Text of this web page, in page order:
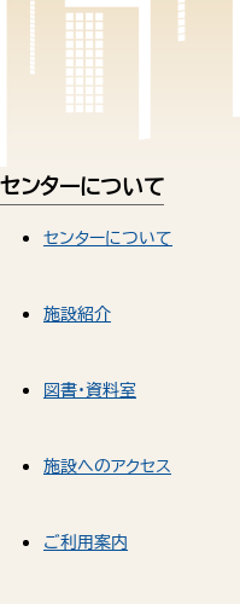
センターについて
センターについて
施設紹介
図書・資料室
施設へのアクセス
ご利用案内